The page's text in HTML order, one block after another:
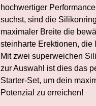
hochwertiger
suchst, sind die
maximaler Breite die
steinharte Erektionen, die
Mit zwei superweichen
zur Auswahl ist dies das
Starter-Set, um dein
Potenzial zu erreichen!